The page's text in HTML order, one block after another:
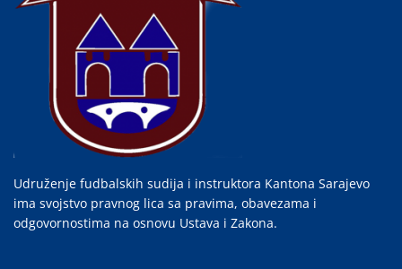
Udruženje fudbalskih sudija i instruktora Kantona Sarajevo
ima svojstvo pravnog lica sa pravima, obavezama i
odgovornostima na osnovu Ustava i Zakona.